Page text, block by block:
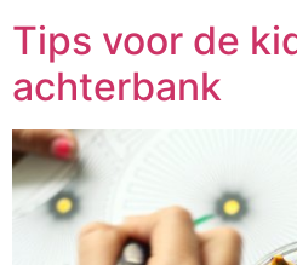
Tips voor de
achterbank